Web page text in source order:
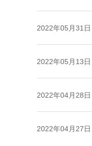
2022年05月31日
2022年05月13日
2022年04月28日
2022年04月27日